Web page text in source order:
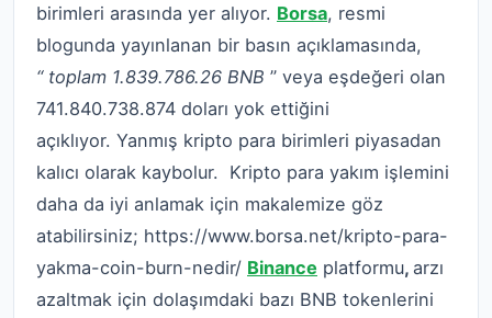
birimleri arasında yer alıyor. Borsa, resmi
blogunda yayınlanan bir basın açıklamasında,
“ toplam 1.839.786.26 BNB ” veya eşdeğeri olan
741.840.738.874 doları yok ettiğini
açıklıyor. Yanmış kripto para birimleri piyasadan
kalıcı olarak kaybolur.
Kripto para yakım işlemini
daha da iyi anlamak için makalemize göz
atabilirsiniz; https://www.borsa.net/kripto-para-
yakma-coin-burn-nedir/ Binance platformu, arzı
azaltmak için dolaşımdaki bazı BNB tokenlerini